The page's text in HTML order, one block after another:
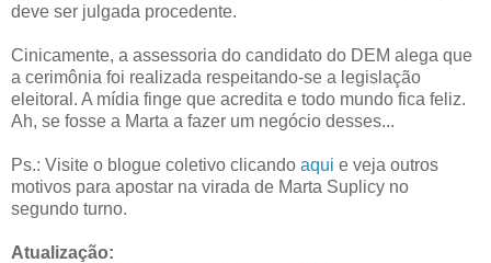
deve ser julgada procedente.
Cinicamente, a assessoria do candidato do DEM alega que
a cerimônia foi realizada respeitando-se a legislação
eleitoral. A mídia finge que acredita e todo mundo fica feliz.
Ah, se fosse a Marta a fazer um negócio desses...
Ps.: Visite o blogue coletivo clicando aqui e veja outros
motivos para apostar na virada de Marta Suplicy no
segundo turno.
Atualização: